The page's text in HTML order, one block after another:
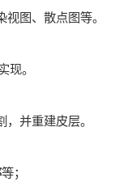
图、散点图等。
现。
，并重建皮层。
等；